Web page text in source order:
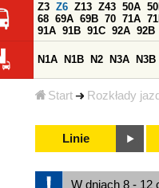
Start Rozkłady
Z3 Z6 Z13 Z43 50A
68 69A 69B 70 71A
91A 91B 91C 92A 92B
N1A N1B N2 N3A N3B
Linie
W dniach 8 - 12